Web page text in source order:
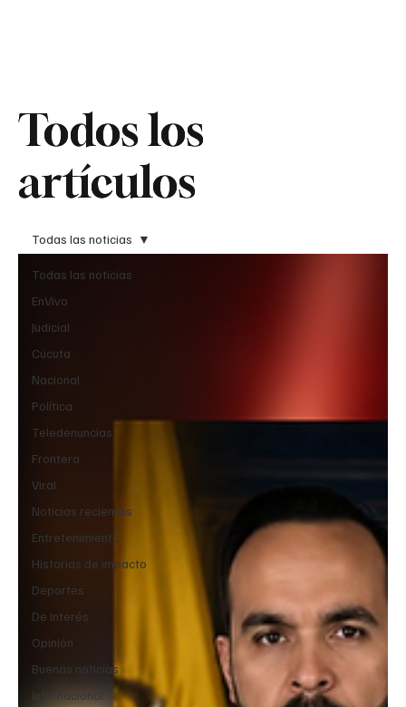
Todos los
artículos
Todos los
artículos
Todas las noticias
EnVivo
Judicial
Cúcuta
Nacional
Política
Teledenuncias
Frontera
Viral
Noticias recientes
Entretenimiento
Historias de impacto
Deportes
De interés
Opinión
Buenas noticias
Internacional
Todas las noticias